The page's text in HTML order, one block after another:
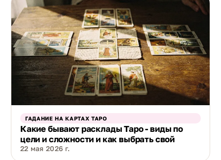
ГАДАНИЕ НА КАРТАХ ТАРО
Какие бывают расклады Таро - виды по
цели и сложности и как выбрать свой
22 мая 2026 г.